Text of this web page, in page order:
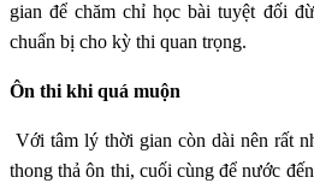
gian để chăm chỉ học bài tuyệt đối
chuẩn bị cho kỳ thi quan trọng.
Ôn thi khi quá muộn
Với tâm lý thời gian còn dài nên rất
thong thả ôn thi, cuối cùng để nước